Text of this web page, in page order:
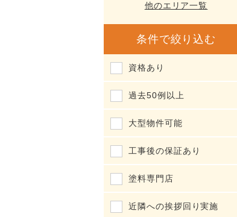
他のエリア一覧
条件で絞り込む
資格あり
過去50例以上
大型物件可能
工事後の保証あり
塗料専門店
近隣への挨拶回り実施